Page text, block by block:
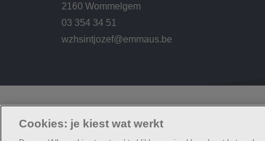
2160 Wommelgem
03 354 34 51
wzhsintjozef@emmaus.be
© Woonzorg Emmaüs
Cookie verklaring Privacybeleid
Cookies: je kiest wat werkt